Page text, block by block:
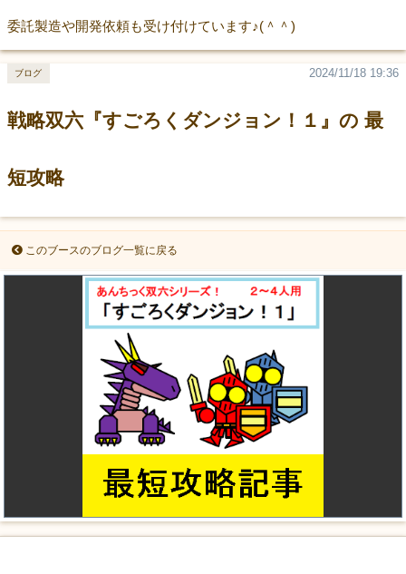
委託製造や開発依頼も受け付けています♪(＾＾)
戦略双六『すごろくダンジョン！１』の 最
短攻略
2024/11/18 19:36
ブログ
このブースのブログ一覧に戻る